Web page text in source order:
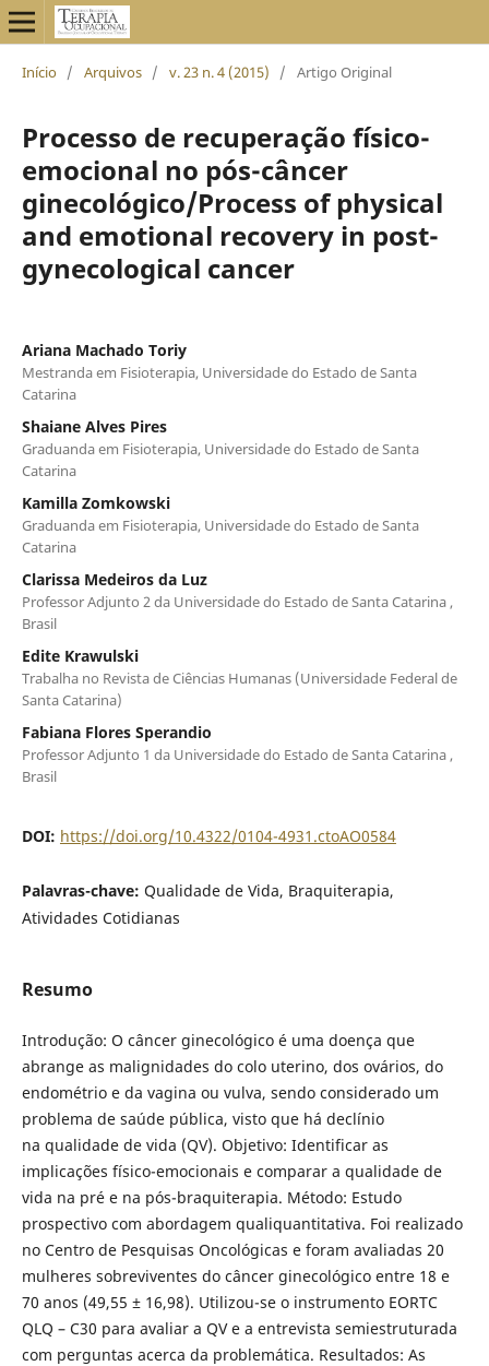
Início / Arquivos / v. 23 n. 4 (2015) / Artigo Original
Processo de recuperação físico-
emocional no pós-câncer
ginecológico/Process of physical
and emotional recovery in post-
gynecological cancer
Ariana Machado Toriy
Mestranda em Fisioterapia, Universidade do Estado de Santa
Catarina
Shaiane Alves Pires
Graduanda em Fisioterapia, Universidade do Estado de Santa
Catarina
Kamilla Zomkowski
Graduanda em Fisioterapia, Universidade do Estado de Santa
Catarina
Clarissa Medeiros da Luz
Professor Adjunto 2 da Universidade do Estado de Santa Catarina ,
Brasil
Edite Krawulski
Trabalha no Revista de Ciências Humanas (Universidade Federal de
Santa Catarina)
Fabiana Flores Sperandio
Professor Adjunto 1 da Universidade do Estado de Santa Catarina ,
Brasil
DOI: https://doi.org/10.4322/0104-4931.ctoAO0584
Palavras-chave: Qualidade de Vida, Braquiterapia,
Atividades Cotidianas
Resumo
Introdução: O câncer ginecológico é uma doença que
abrange as malignidades do colo uterino, dos ovários, do
endométrio e da vagina ou vulva, sendo considerado um
problema de saúde pública, visto que há declínio
na qualidade de vida (QV). Objetivo: Identificar as
implicações físico-emocionais e comparar a qualidade de
vida na pré e na pós-braquiterapia. Método: Estudo
prospectivo com abordagem qualiquantitativa. Foi realizado
no Centro de Pesquisas Oncológicas e foram avaliadas 20
mulheres sobreviventes do câncer ginecológico entre 18 e
70 anos (49,55 ± 16,98). Utilizou-se o instrumento EORTC
QLQ – C30 para avaliar a QV e a entrevista semiestruturada
com perguntas acerca da problemática. Resultados: As